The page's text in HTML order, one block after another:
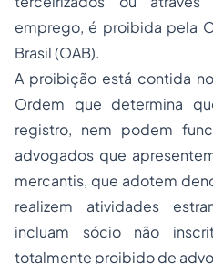
emprego, é proibida pela
Brasil (OAB).
A proibição está contida
Ordem que determina
registro, nem podem
advogados que
mercantis, que adotem
realizem atividades
incluam sócio não
totalmente proibido de